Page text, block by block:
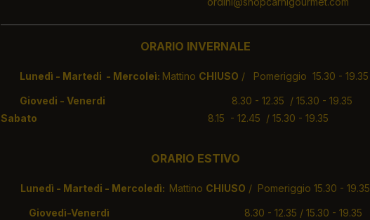
ORARIO INVERNALE
Lunedì - Martedi - Mercoleì: Mattino CHIUSO / Pomeriggio 15.30 - 19.35
Giovedi - Venerdi 8.30 - 12.35 / 15.30 - 19.35
Sabato 8.15 - 12.45 / 15.30 - 19.35
ORARIO ESTIVO
Lunedì - Martedi - Mercoledì: Mattino CHIUSO / Pomeriggio 15.30 - 19.35
Giovedì-Venerdì 8.30 - 12.35 / 15.30 - 19.35